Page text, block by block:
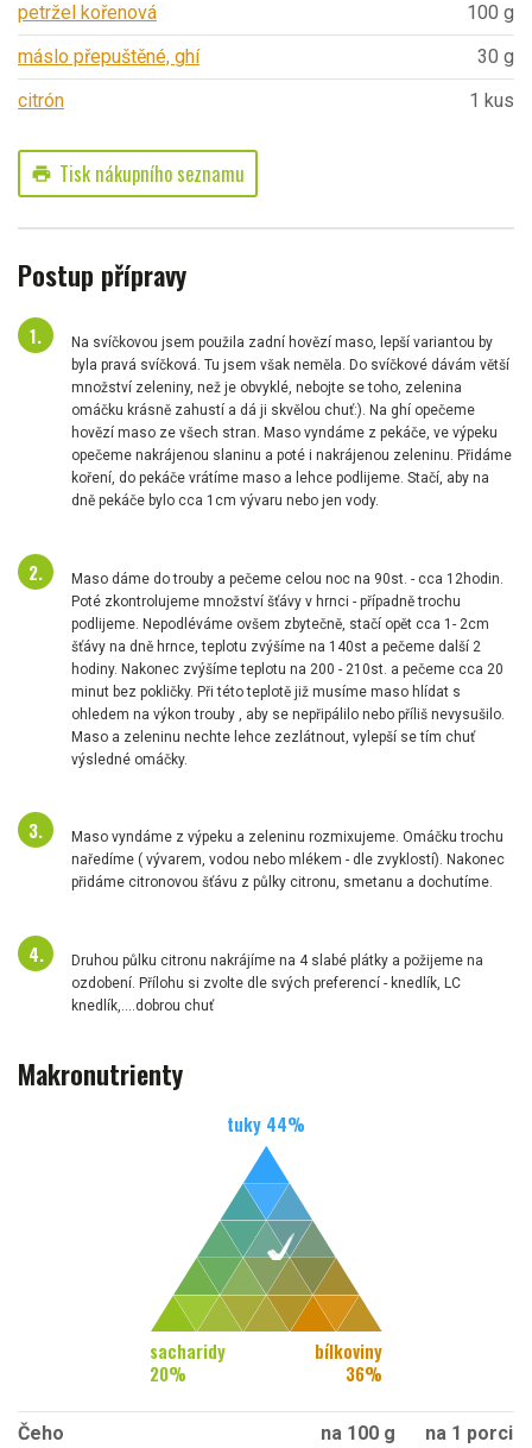
petržel kořenová
100 g
máslo přepuštěné, ghí
30 g
citrón
1 kus
print Tisk nákupního seznamu
Postup přípravy
Na svíčkovou jsem použila zadní hovězí maso, lepší variantou by
byla pravá svíčková. Tu jsem však neměla. Do svíčkové dávám větší
množství zeleniny, než je obvyklé, nebojte se toho, zelenina
omáčku krásně zahustí a dá ji skvělou chuť:). Na ghí opečeme
hovězí maso ze všech stran. Maso vyndáme z pekáče, ve výpeku
opečeme nakrájenou slaninu a poté i nakrájenou zeleninu. Přidáme
koření, do pekáče vrátíme maso a lehce podlijeme. Stačí, aby na
dně pekáče bylo cca 1cm vývaru nebo jen vody.
Maso dáme do trouby a pečeme celou noc na 90st. - cca 12hodin.
Poté zkontrolujeme množství šťávy v hrnci - případně trochu
podlijeme. Nepodléváme ovšem zbytečně, stačí opět cca 1- 2cm
šťávy na dně hrnce, teplotu zvýšíme na 140st a pečeme další 2
hodiny. Nakonec zvýšíme teplotu na 200 - 210st. a pečeme cca 20
minut bez pokličky. Při této teplotě již musíme maso hlídat s
ohledem na výkon trouby , aby se nepřipálilo nebo příliš nevysušilo.
Maso a zeleninu nechte lehce zezlátnout, vylepší se tím chuť
výsledné omáčky.
Maso vyndáme z výpeku a zeleninu rozmixujeme. Omáčku trochu
naředíme ( vývarem, vodou nebo mlékem - dle zvyklostí). Nakonec
přidáme citronovou šťávu z půlky citronu, smetanu a dochutíme.
Druhou půlku citronu nakrájíme na 4 slabé plátky a požijeme na
ozdobení. Přílohu si zvolte dle svých preferencí - knedlík, LC
knedlík,....dobrou chuť
Makronutrienty
tuky 44%
sacharidy
20%
bílkoviny
36%
Čeho na 100 g na 1 porci